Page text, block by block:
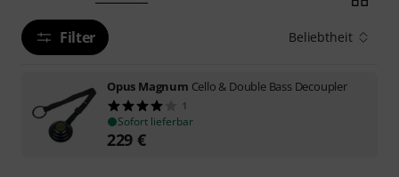
Filter Beliebtheit
Opus Magnum Cello & Double Bass Decoupler
1
Sofort lieferbar
229 €